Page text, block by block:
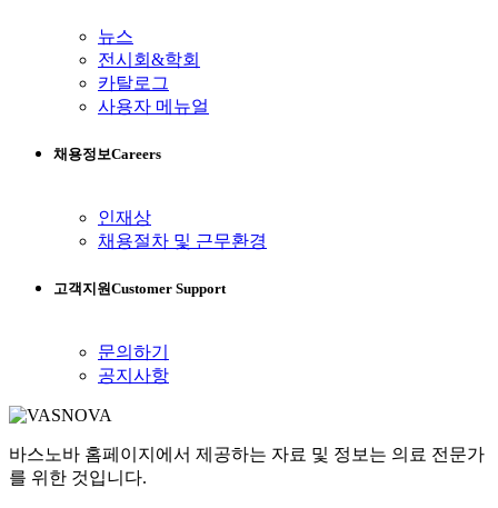
뉴스
전시회&학회
카탈로그
사용자 메뉴얼
채용정보Careers
인재상
채용절차 및 근무환경
고객지원Customer Support
문의하기
공지사항
바스노바 홈페이지에서 제공하는 자료 및 정보는 의료 전문가
를 위한 것입니다.